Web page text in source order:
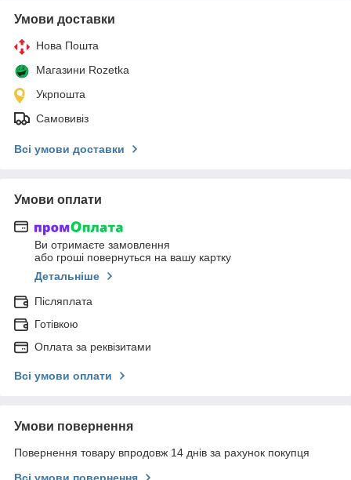
Умови доставки
Нова Пошта
Магазини Rozetka
Укрпошта
Самовивіз
Всі умови доставки
Умови оплати
Ви отримаєте замовлення
або гроші повернуться на вашу картку
Детальніше
Післяплата
Готівкою
Оплата за реквізитами
Всі умови оплати
Умови повернення
Повернення товару впродовж 14 днів за рахунок покупця